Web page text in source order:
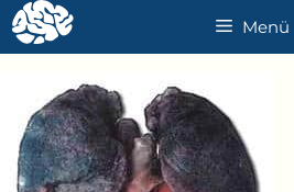
İçeriğe
atla
Menü